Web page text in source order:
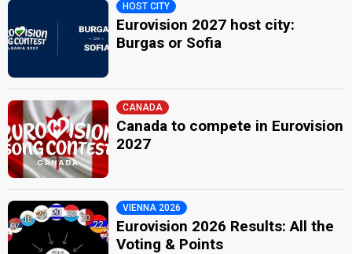
HOST CITY
Eurovision 2027 host city:
Burgas or Sofia
CANADA
Canada to compete in Eurovision
2027
VIENNA 2026
Eurovision 2026 Results: All the
Voting & Points